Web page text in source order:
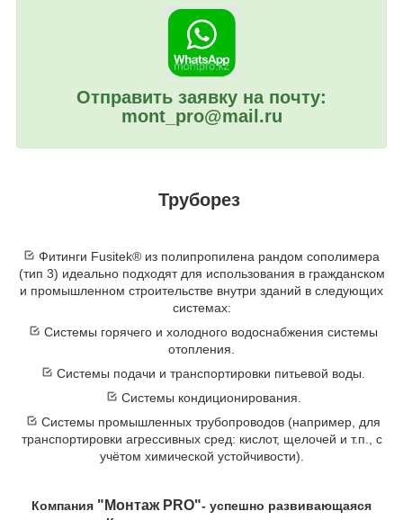
Отправить заявку на почту:
mont_pro@mail.ru
Труборез
Фитинги Fusitek® из полипропилена рандом сополимера
(тип 3) идеально подходят для использования в гражданском
и промышленном строительстве внутри зданий в следующих
системах:
Системы горячего и холодного водоснабжения системы
отопления.
Системы подачи и транспортировки питьевой воды.
Системы кондиционирования.
Системы промышленных трубопроводов (например, для
транспортировки агрессивных сред: кислот, щелочей и т.п., с
учётом химической устойчивости).
Компания "Монтаж PRO"- успешно развивающаяся